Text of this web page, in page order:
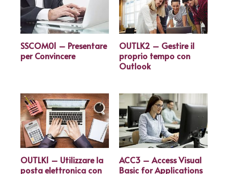
SSCOM01 – Presentare
per Convincere
OUTLK2 – Gestire il
proprio tempo con
Outlook
OUTLK1 – Utilizzare la
posta elettronica con
ACC3 – Access Visual
Basic for Applications